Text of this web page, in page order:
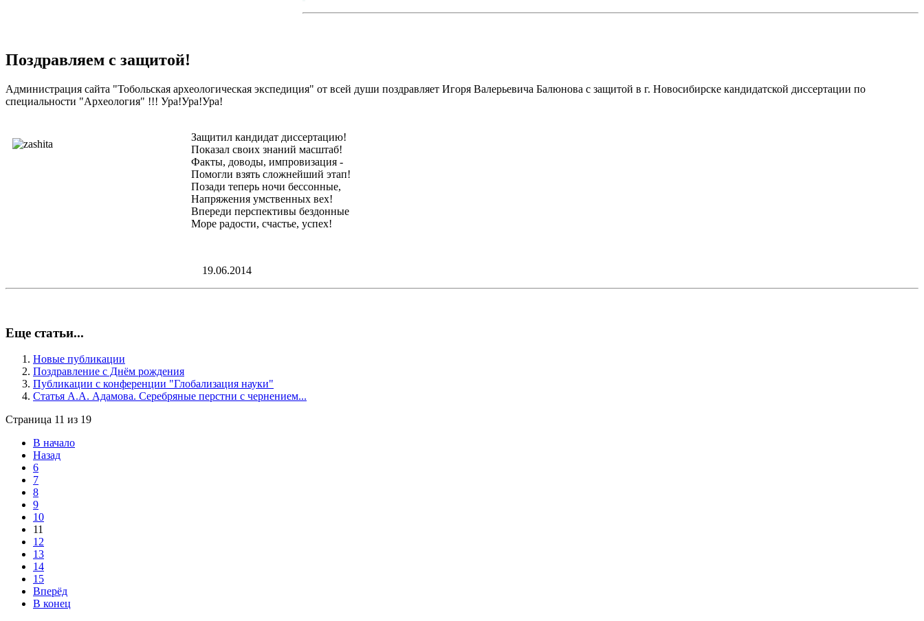
Поздравляем с защитой!
Администрация сайта "Тобольская археологическая экспедиция" от всей души поздравляет Игоря Валерьевича Балюнова с защитой в г. Новосибирске кандидатской диссертации по
специальности "Археология" !!! Ура!Ура!Ура!
Защитил кандидат диссертацию!
Показал своих знаний масштаб!
Факты, доводы, импровизация -
Помогли взять сложнейший этап!
Позади теперь ночи бессонные,
Напряжения умственных вех!
Впереди перспективы бездонные
Море радости, счастье, успех!
19.06.2014
Еще статьи...
Новые публикации
Поздравление с Днём рождения
Публикации с конференции "Глобализация науки"
Статья А.А. Адамова. Серебряные перстни с чернением...
Страница 11 из 19
В начало
Назад
6
7
8
9
10
11
12
13
14
15
Вперёд
В конец